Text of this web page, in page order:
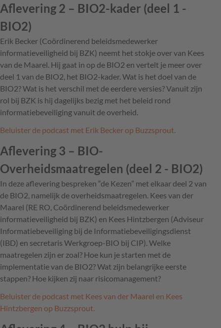
Aflevering 2 – BIO2-kader (deel 1 -
BIO2)
Erik Becker (Coördinerend beleidsmedewerker
informatieveiligheid bij BZK) neemt het stokje over van Kees
van de Maarel. Hij gaat in op de BIO2 en vertelt je meer over
deel 1 van de BIO2, het BIO2-kader. Wat is het doel van de
BIO2? Wat is het verschil met de eerdere versies? Vanuit zijn
rol bij BZK is hij dagelijks bezig met het beleid rond
informatiebeveiliging vanuit de overheid.
Beluister de podcast met Erik Becker op Buzzsprout.
Aflevering 3 – BIO-
Overheidsmaatregelen (deel 2 - BIO2)
In deze aflevering bespreken “de Kezen” met elkaar deel 2 van
de BIO2, namelijk de overheidsmaatregelen. Kees van der
Maarel (RE RO, Coördinerend beleidsmedewerker
informatieveiligheid bij BZK) en Kees Hintzbergen (Adviseur
Informatiebeveiliging bij de Informatiebeveiligingsdienst
(IBD) en secretaris Werkgroep-BIO bij CIP). Welke
maatregelen zijn er zoal? Hoe kun je starten met de
implementatie van de BIO2? Wat zijn belangrijke eerste
stappen? Hoe kijken zij naar risicomanagement?
Beluister de podcast met Kees van der Maarel en Kees
Hintzbergen op Buzzsprout.